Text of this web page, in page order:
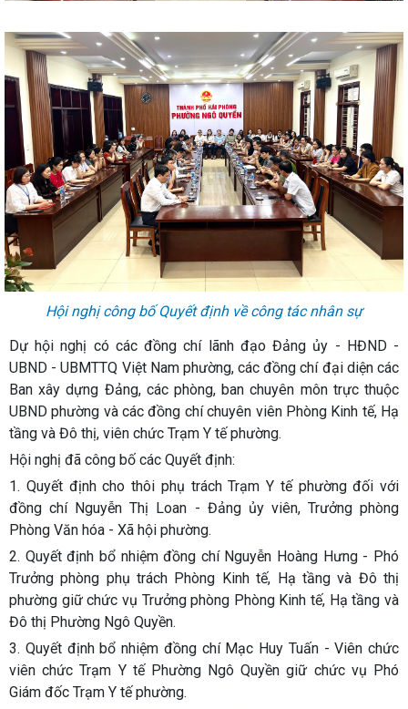
Hội nghị công bố Quyết định về công tác nhân sự
Dự hội nghị có các đồng chí lãnh đạo Đảng ủy - HĐND -
UBND - UBMTTQ Việt Nam phường, các đồng chí đại diện các
Ban xây dựng Đảng, các phòng, ban chuyên môn trực thuộc
UBND phường và các đồng chí chuyên viên Phòng Kinh tế, Hạ
tầng và Đô thị, viên chức Trạm Y tế phường.
Hội nghị đã công bố các Quyết định:
1. Quyết định cho thôi phụ trách Trạm Y tế phường đối với
đồng chí Nguyễn Thị Loan - Đảng ủy viên, Trưởng phòng
Phòng Văn hóa - Xã hội phường.
2. Quyết định bổ nhiệm đồng chí Nguyễn Hoàng Hưng - Phó
Trưởng phòng phụ trách Phòng Kinh tế, Hạ tầng và Đô thị
phường giữ chức vụ Trưởng phòng Phòng Kinh tế, Hạ tầng và
Đô thị Phường Ngô Quyền.
3. Quyết định bổ nhiệm đồng chí Mạc Huy Tuấn - Viên chức
viên chức Trạm Y tế Phường Ngô Quyền giữ chức vụ Phó
Giám đốc Trạm Y tế phường.